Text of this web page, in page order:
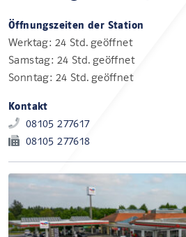
Öffnungszeiten der Station
Werktag: 24 Std. geöffnet
Samstag: 24 Std. geöffnet
Sonntag: 24 Std. geöffnet
Kontakt
08105 277617
08105 277618